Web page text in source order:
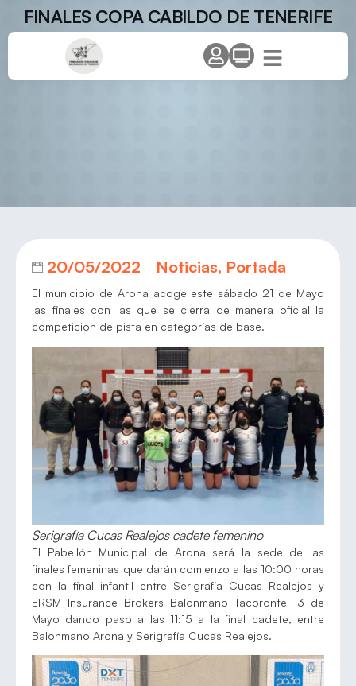
FINALES COPA CABILDO DE TENERIFE
20/05/2022 Noticias, Portada
El municipio de Arona acoge este sábado 21 de Mayo
las finales con las que se cierra de manera oficial la
competición de pista en categorías de base.
Serigrafía Cucas Realejos cadete femenino
El Pabellón Municipal de Arona será la sede de las
finales femeninas que darán comienzo a las 10:00 horas
con la final infantil entre Serigrafía Cucas Realejos y
ERSM Insurance Brokers Balonmano Tacoronte 13 de
Mayo dando paso a las 11:15 a la final cadete, entre
Balonmano Arona y Serigrafía Cucas Realejos.